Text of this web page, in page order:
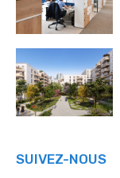
SUIVEZ-NOUS